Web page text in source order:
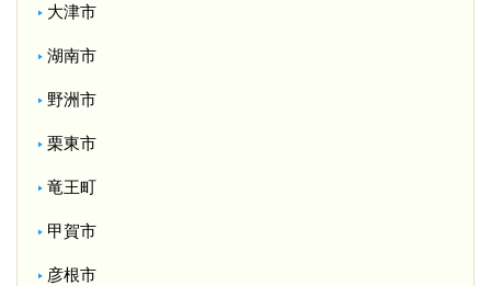
大津市
湖南市
野洲市
栗東市
竜王町
甲賀市
彦根市